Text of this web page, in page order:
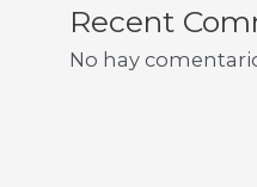
Recent
No hay